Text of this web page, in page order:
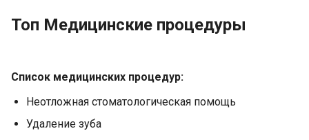
Топ Медицинские процедуры
Список медицинских процедур:
Неотложная стоматологическая помощь
Удаление зуба